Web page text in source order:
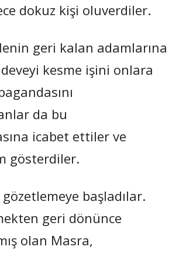
dokuz kişi oluverdiler.
geri kalan adamlarına
kesme işini onlara
da bu
icabet ettiler ve
gösterdiler.
başladılar.
geri dönünce
olan Masra,